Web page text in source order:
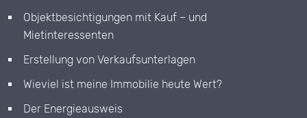
Objektbesichtigungen mit Kauf – und
Mietinteressenten
Erstellung von Verkaufsunterlagen
Wieviel ist meine Immobilie heute Wert?
Der Energieausweis